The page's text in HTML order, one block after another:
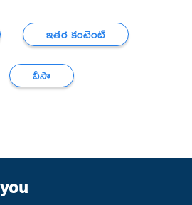
ఇతర కంటెంట్
వీసా